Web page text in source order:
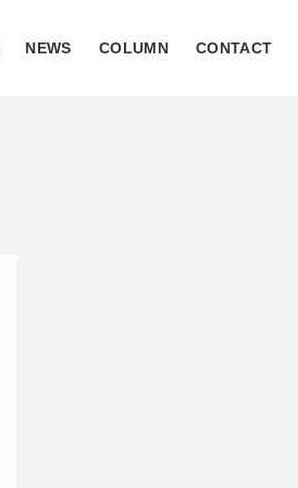
NEWS COLUMN CONTACT